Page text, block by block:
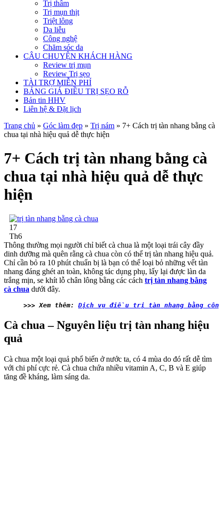
Trị thâm
Trị mụn thịt
Triệt lông
Da liễu
Công nghệ
Chăm sóc da
CÂU CHUYỆN KHÁCH HÀNG
Review trị mụn
Review Trị sẹo
TÀI TRỢ MIỄN PHÍ
BẢNG GIÁ ĐIỀU TRỊ SẸO RỖ
Bản tin HHV
Liên hệ & Đặt lịch
Trang chủ » Góc làm đẹp » Trị nám » 7+ Cách trị tàn nhang bằng cà
chua tại nhà hiệu quả dễ thực hiện
7+ Cách trị tàn nhang bằng cà
chua tại nhà hiệu quả dễ thực
hiện
17
Th6
Thông thường mọi người chỉ biết cà chua là một loại trái cây đầy
dinh dưỡng mà quên rằng cà chua còn có thể trị tàn nhang hiệu quả.
Chỉ cần bỏ ra 10 phút chuẩn bị là bạn có thể loại bỏ những vết tàn
nhang đáng ghét an toàn, không tác dụng phụ, lấy lại được làn da
trắng mịn, se khít lỗ chân lông bằng các cách trị tàn nhang bằng
cà chua dưới đây.
>>> Xem thêm: Dịch vụ điều trị tàn nhang bằng
Cà chua – Nguyên liệu trị tàn nhang hiệu
quả
Cà chua một loại quả phổ biến ở nước ta, có 4 mùa do đó rất dễ tìm
với chi phí cực rẻ. Cà chua chứa nhiều vitamin A, C, B và E giúp
tăng đề kháng, làm sáng da.